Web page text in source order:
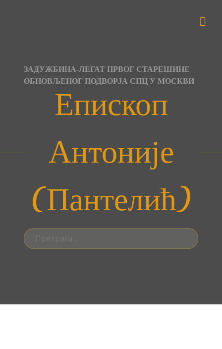
ЗАДУЖБИНА-ЛЕГАТ ПРВОГ СТАРЕШИНЕ
ОБНОВЉЕНОГ ПОДВОРЈА СПЦ У МОСКВИ
Епископ
Антоније
(Пантелић)
Претрага
за: